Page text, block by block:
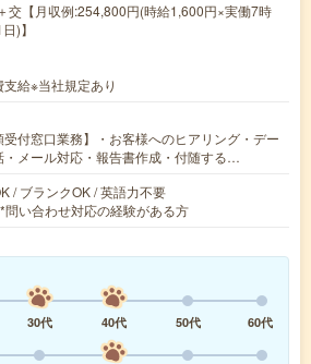
交【月収例:254,800円(時給1,600円×実働7時
)】
給※当社規定あり
受付窓口業務】・お客様へのヒアリング・デー
・メール対応・報告書作成・付随する…
/ ブランクOK / 英語力不要
問い合わせ対応の経験がある方
30代 40代 50代
60代